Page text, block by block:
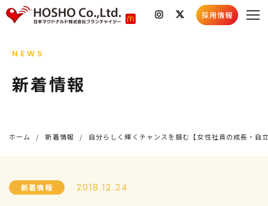
社会貢献活動
採用情報
採用メッセージ
5分でわかる豊昇
お知らせ
社会貢献活動
採用情報
NEWS
新着情報
ホーム 新着情報 自分らしく輝くチャンスを掴む【女性社員の成長・自
新着情報 2018.12.24